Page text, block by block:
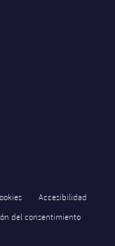
Accesibilidad
del consentimiento